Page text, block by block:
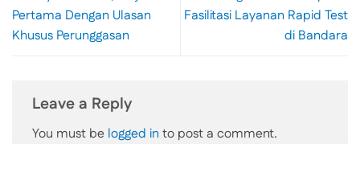
Pertama Dengan Ulasan
Khusus Perunggasan
Fasilitasi Layanan Rapid Test
di Bandara
Leave a Reply
You must be logged in to post a comment.